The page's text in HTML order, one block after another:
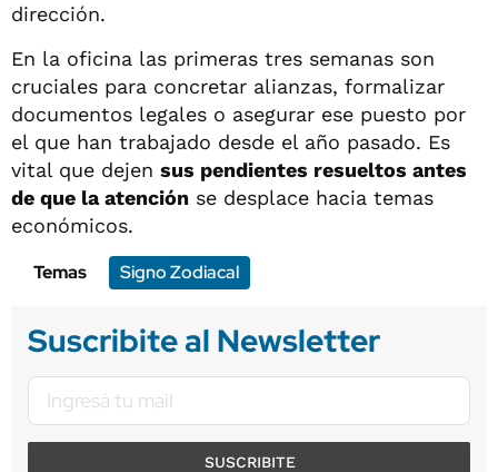
dirección.
En la oficina las primeras tres semanas son
cruciales para concretar alianzas, formalizar
documentos legales o asegurar ese puesto por
el que han trabajado desde el año pasado. Es
vital que dejen sus pendientes resueltos antes
de que la atención se desplace hacia temas
económicos.
Temas
Signo Zodiacal
Suscribite al Newsletter
SUSCRIBITE